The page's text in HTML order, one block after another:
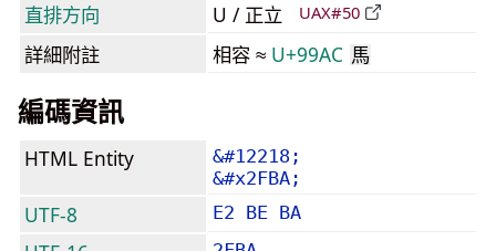
直排方向 U / 正立 UAX#50
詳細附註 相容 ≈ U+99AC 馬
編碼資訊
HTML Entity
&#12218;
&#x2FBA;
UTF-8 E2 BE BA